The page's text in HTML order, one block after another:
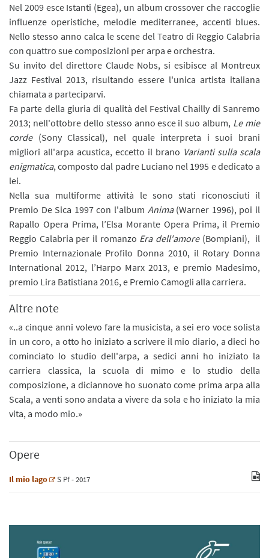
Nel 2009 esce Istanti (Egea), un album crossover che raccoglie
influenze operistiche, melodie mediterranee, accenti blues.
Nello stesso anno calca le scene del Teatro di Reggio Calabria
con quattro sue composizioni per arpa e orchestra.
Su invito del direttore Claude Nobs, si esibisce al Montreux
Jazz Festival 2013, risultando essere l'unica artista italiana
chiamata a parteciparvi.
Fa parte della giuria di qualità del Festival Chailly di Sanremo
2013; nell'ottobre dello stesso anno esce il suo album, Le mie
corde(Sony Classical), nel quale interpreta i suoi brani
migliori all'arpa acustica, eccetto il brano Varianti sulla scala
enigmatica, composto dal padre Luciano nel 1995 e dedicato a
lei.
Nella sua multiforme attività le sono stati riconosciuti il
Premio De Sica 1997 con l'album Anima(Warner 1996), poi il
Rapallo Opera Prima, l’Elsa Morante Opera Prima, il Premio
Reggio Calabria per il romanzo Era dell'amore(Bompiani), il
Premio Internazionale Profilo Donna 2010, il Rotary Donna
International 2012, l’Harpo Marx 2013, e premio Madesimo,
premio Lira Batistiana 2016, e Premio Camogli alla carriera.
Altre note
«..a cinque anni volevo fare la musicista, a sei ero voce solista
in un coro, a otto ho iniziato a scrivere il mio diario, a dieci ho
cominciato lo studio dell'arpa, a sedici anni ho iniziato la
carriera classica, la scuola di mimo e lo studio della
composizione, a diciannove ho suonato come prima arpa alla
Scala, a venti sono andata a vivere da sola e ho iniziato la mia
vita, a modo mio.»
Opere
Il mio lago S Pf- 2017